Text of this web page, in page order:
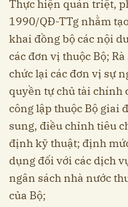
Thực hiện quán triệt,
1990/QĐ-TTg nhằm
khai đồng bộ các nội
các đơn vị thuộc Bộ;
chức lại các đơn vị sự
quyền tự chủ tài chính
công lập thuộc Bộ giai
sung, điều chỉnh tiêu
định kỹ thuật; định
dụng đối với các dịch
ngân sách nhà nước
của Bộ;